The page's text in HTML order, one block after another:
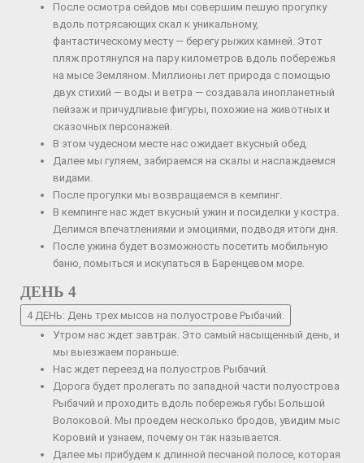
После осмотра сейдов мы совершим пешую прогулку
вдоль потрясающих скал к уникальному,
фантастическому месту — берегу рыжих камней. Этот
пляж протянулся на пару километров вдоль побережья
на мысе Земляном. Миллионы лет природа с помощью
двух стихий — воды и ветра — создавала инопланетный
пейзаж и причудливые фигуры, похожие на животных и
сказочных персонажей.
В этом чудесном месте нас ожидает вкусный обед.
Далее мы гуляем, забираемся на скалы и наслаждаемся
видами.
После прогулки мы возвращаемся в кемпинг.
В кемпинге нас ждет вкусный ужин и посиделки у костра.
Делимся впечатлениями и эмоциями, подводя итоги дня.
После ужина будет возможность посетить мобильную
баню, помыться и искупаться в Баренцевом море.
ДЕНЬ 4
4 ДЕНЬ: День трех мысов на полуострове Рыбачий.
Утром нас ждет завтрак. Это самый насыщенный день, и
мы выезжаем пораньше.
Нас ждет переезд на полуостров Рыбачий.
Дорога будет пролегать по западной части полуострова
Рыбачий и проходить вдоль побережья губы Большой
Волоковой. Мы проедем несколько бродов, увидим мыс
Коровий и узнаем, почему он так называется.
Далее мы прибудем к длинной песчаной полосе, которая